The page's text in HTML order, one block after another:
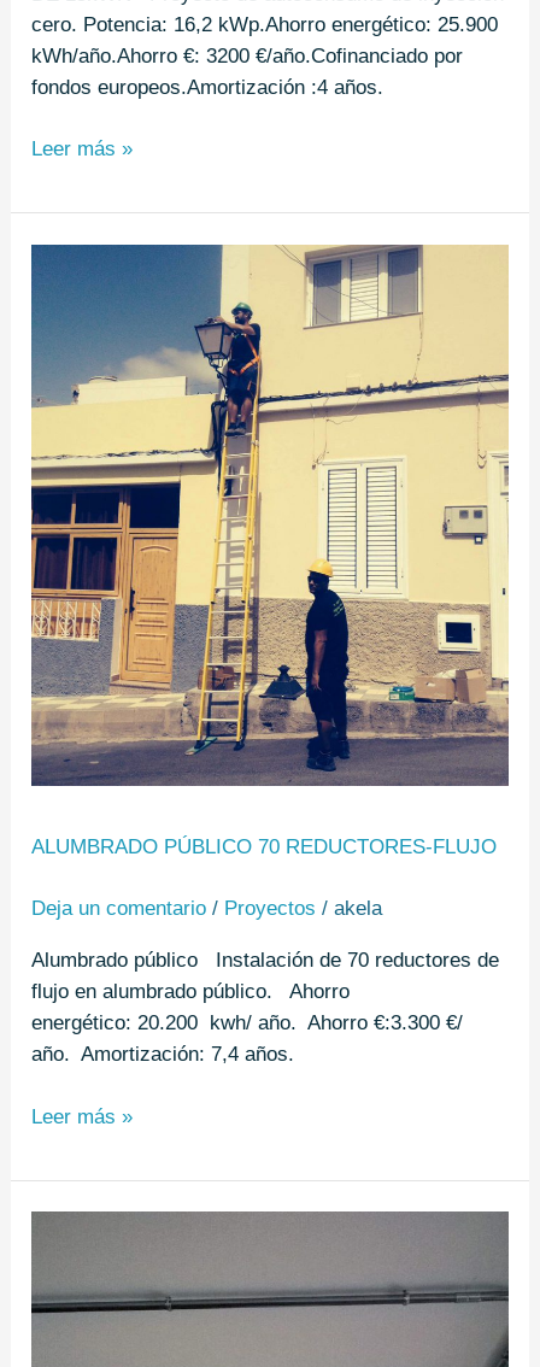
cero. Potencia: 16,2 kWp.Ahorro energético: 25.900
kWh/año.Ahorro €: 3200 €/año.Cofinanciado por
fondos europeos.Amortización :4 años.
Leer más »
ALUMBRADO PÚBLICO 70 REDUCTORES-FLUJO
Deja un comentario / Proyectos /akela
Alumbrado público Instalación de 70 reductores de
flujo en alumbrado público. Ahorro
energético: 20.200 kwh/ año. Ahorro €:3.300 €/
año. Amortización: 7,4 años.
reductores-
Leer más »